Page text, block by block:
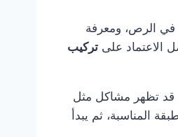
في الرص، ومعرفة
الاعتماد على تركيب
قد تظهر مشاكل مثل
المناسبة، ثم يبدأ